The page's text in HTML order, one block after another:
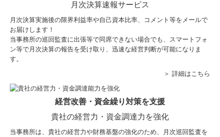
月次決算速報サービス
月次決算実施後の限界利益率や自己資本比率、コメント等をメールで
お届けします！
当事務所の巡回監査に出張等で同席できない場合でも、スマートフォ
ン等で月次決算の報告を受け取り、迅速な経営判断が可能になりま
す。
＞ 詳細はこちら
経営改善・資金繰り対策を支援
貴社の経営力・資金調達力を強化
当事務所は、貴社の経営力や財務基盤の強化のため、月次巡回監査を